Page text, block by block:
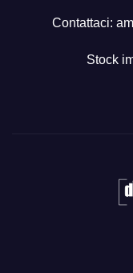
Contattaci:
Stock